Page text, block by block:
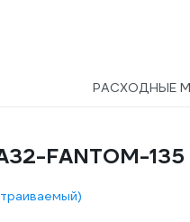
РАСХОДНЫЕ
FANTOM-